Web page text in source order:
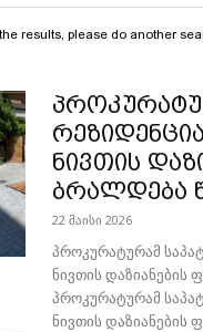
results, please do another
ნივთის
ბრალდება
22 მაისი 2026
პროკურატურამ
ნივთის დაზიანების
პროკურატურამ
ნივთის დაზიანების